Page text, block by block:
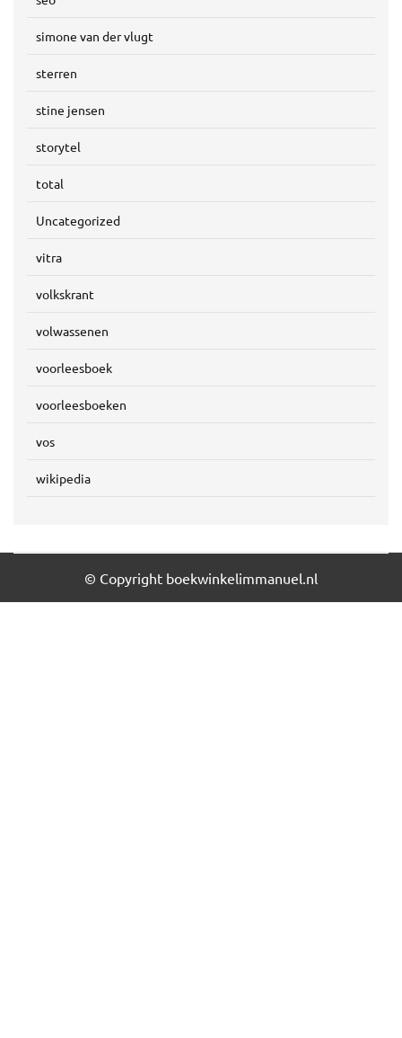
simone van der vlugt
sterren
stine jensen
storytel
total
Uncategorized
vitra
volkskrant
volwassenen
voorleesboek
voorleesboeken
vos
wikipedia
© Copyright boekwinkelimmanuel.nl